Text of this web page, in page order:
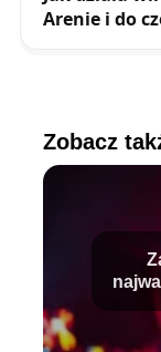
Arenie i do
Zobacz